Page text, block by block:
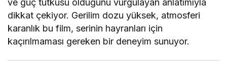
ve güç tutkusu olduğunu vurgulayan anlatımıyla
dikkat çekiyor. Gerilim dozu yüksek, atmosferi
karanlık bu film, serinin hayranları için
kaçırılmaması gereken bir deneyim sunuyor.